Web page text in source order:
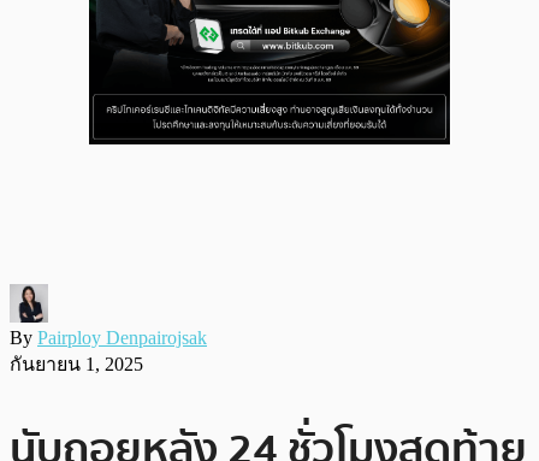
By Pairploy Denpairojsak
กันยายน 1, 2025